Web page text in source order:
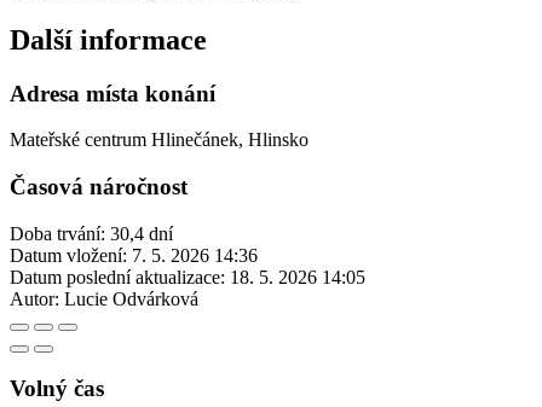
Další informace
Adresa místa konání
Mateřské centrum Hlinečánek, Hlinsko
Časová náročnost
Doba trvání: 30,4 dní
Datum vložení: 7. 5. 2026 14:36
Datum poslední aktualizace: 18. 5. 2026 14:05
Autor: Lucie Odvárková
Volný čas